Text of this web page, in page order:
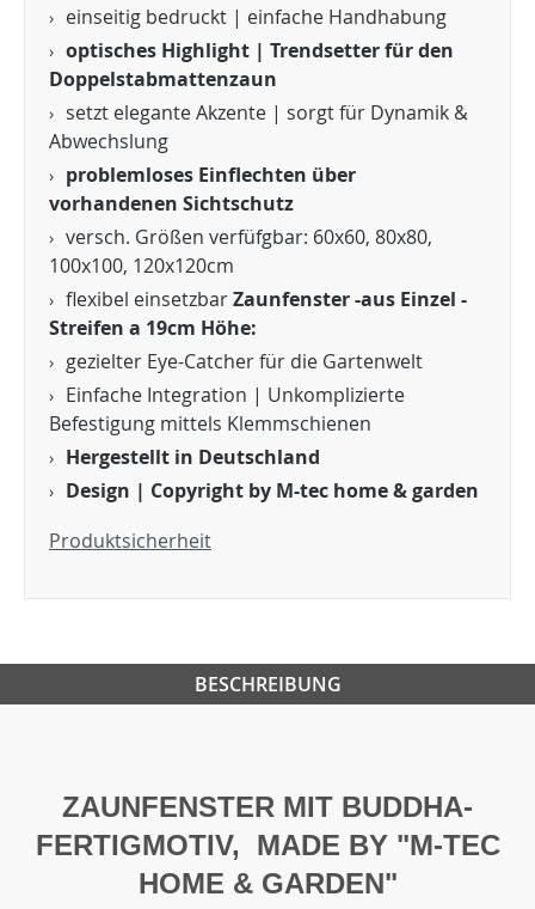
einseitig bedruckt | einfache Handhabung
optisches Highlight | Trendsetter für den
Doppelstabmattenzaun
setzt elegante Akzente | sorgt für Dynamik &
Abwechslung
problemloses Einflechten über
vorhandenen Sichtschutz
versch. Größen verfüfgbar: 60x60, 80x80,
100x100, 120x120cm
flexibel einsetzbarZaunfenster -aus Einzel -
Streifen a 19cm Höhe:
gezielter Eye-Catcher für die Gartenwelt
Einfache Integration | Unkomplizierte
Befestigung mittels Klemmschienen
Hergestellt in Deutschland
Design | Copyright by M-tec home & garden
Produktsicherheit
BESCHREIBUNG
ZAUNFENSTER MIT BUDDHA-
FERTIGMOTIV, MADE BY "M-TEC
HOME & GARDEN"